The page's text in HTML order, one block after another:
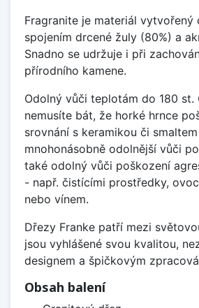
Fragranite je materiál vytvořený
spojením drcené žuly (80%) a
Snadno se udržuje i při
přírodního kamene.
Odolný vůči teplotám do 180 st.
nemusíte bát, že horké hrnce
srovnání s keramikou či
mnohonásobně odolnější vůči
také odolný vůči poškození
- např. čistícími prostředky,
nebo vínem.
Dřezy Franke patří mezi
jsou vyhlášené svou kvalitou,
designem a špičkovým
Obsah balení